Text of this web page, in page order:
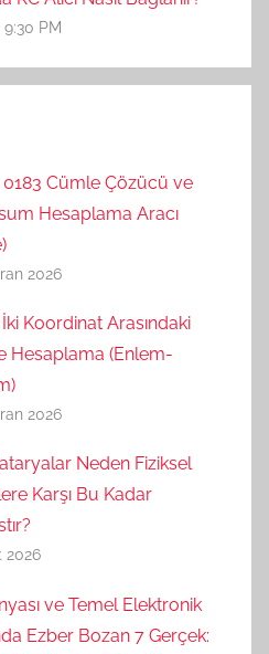
PM
0183 Cümle Çözücü ve
Hesaplama Aracı
2026
Koordinat Arasındaki
Hesaplama (Enlem-
2026
Neden Fiziksel
Karşı Bu Kadar
2026
ve Temel Elektronik
Ezber Bozan 7 Gerçek: